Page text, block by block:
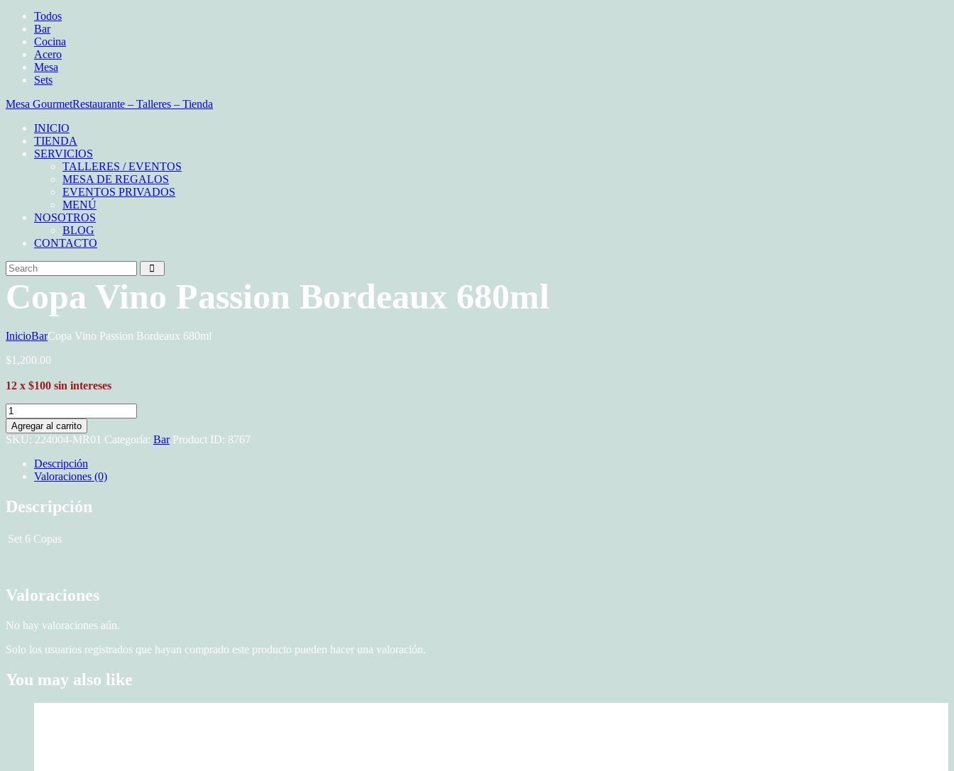
Todos
Bar
Cocina
Acero
Mesa
Sets
Mesa GourmetRestaurante – Talleres – Tienda
INICIO
TIENDA
SERVICIOS
TALLERES / EVENTOS
MESA DE REGALOS
EVENTOS PRIVADOS
MENÚ
NOSOTROS
BLOG
CONTACTO
Copa Vino Passion Bordeaux 680ml
InicioBarCopa Vino Passion Bordeaux 680ml
$1,200.00
12 x $100 sin intereses
Copa
Vino
Passion
Bordeaux
680ml
cantidad
Agregar al carrito
SKU: 224004-MR01 Categoría: Bar Product ID: 8767
Descripción
Valoraciones (0)
Descripción
Set 6 Copas
Valoraciones
No hay valoraciones aún.
Solo los usuarios registrados que hayan comprado este producto pueden hacer una valoración.
You may also like